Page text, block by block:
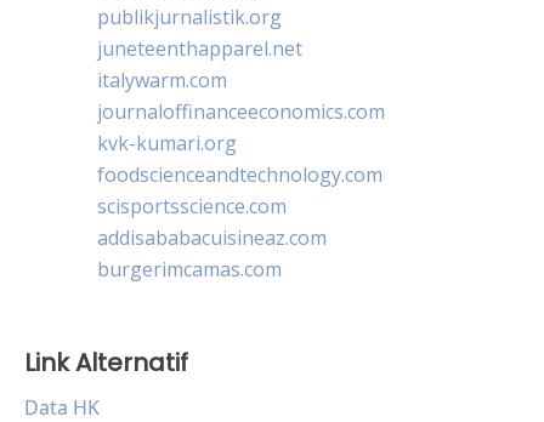
publikjurnalistik.org
juneteenthapparel.net
italywarm.com
journaloffinanceeconomics.com
kvk-kumari.org
foodscienceandtechnology.com
scisportsscience.com
addisababacuisineaz.com
burgerimcamas.com
Link Alternatif
Data HK